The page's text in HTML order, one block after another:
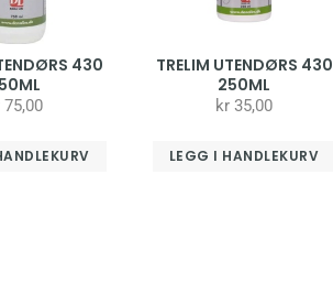
430
75,00
TRELIM UTENDØRS 430
250ML
kr 35,00
LEGG I HANDLEKURV